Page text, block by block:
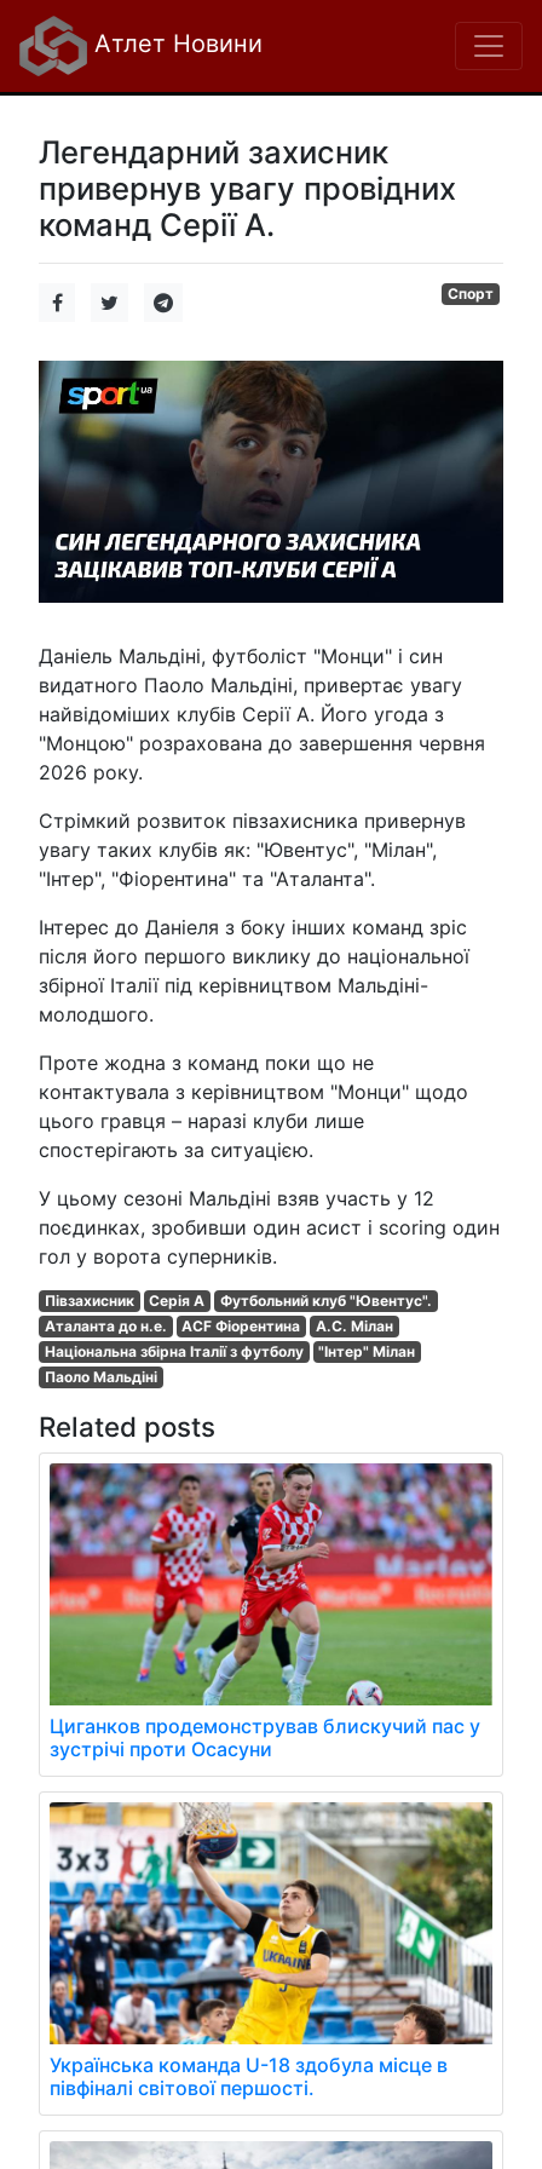
Атлет Новини
Легендарний захисник
привернув увагу провідних
команд Серії А.
Спорт
Даніель Мальдіні, футболіст "Монци" і син
видатного Паоло Мальдіні, привертає увагу
найвідоміших клубів Серії А. Його угода з
"Монцою" розрахована до завершення червня
2026 року.
Стрімкий розвиток півзахисника привернув
увагу таких клубів як: "Ювентус", "Мілан",
"Інтер", "Фіорентина" та "Аталанта".
Інтерес до Даніеля з боку інших команд зріс
після його першого виклику до національної
збірної Італії під керівництвом Мальдіні-
молодшого.
Проте жодна з команд поки що не
контактувала з керівництвом "Монци" щодо
цього гравця – наразі клуби лише
спостерігають за ситуацією.
У цьому сезоні Мальдіні взяв участь у 12
поєдинках, зробивши один асист і scoring один
гол у ворота суперників.
Півзахисник Серія A
Футбольний клуб "Ювентус".
Аталанта до н.е.
ACF Фіорентина
A.C. Мілан
Національна збірна Італії з футболу
"Інтер" Мілан
Паоло Мальдіні
Related posts
Циганков продемонстрував блискучий пас у
зустрічі проти Осасуни
Українська команда U-18 здобула місце в
півфіналі світової першості.